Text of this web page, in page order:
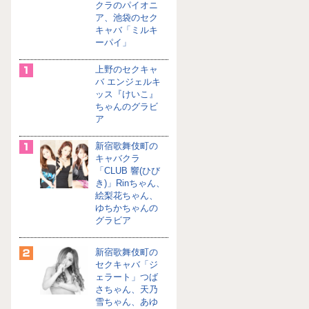
クラのパイオニ
ア、池袋のセク
キャバ「ミルキ
ーパイ」
上野のセクキャ
バ エンジェルキ
ッス『けいこ』
ちゃんのグラビ
ア
新宿歌舞伎町の
キャバクラ
「CLUB 響(ひび
き)」Rinちゃん、
絵梨花ちゃん、
ゆちかちゃんの
グラビア
新宿歌舞伎町の
セクキャバ「ジ
ェラート」つば
さちゃん、天乃
雪ちゃん、あゆ